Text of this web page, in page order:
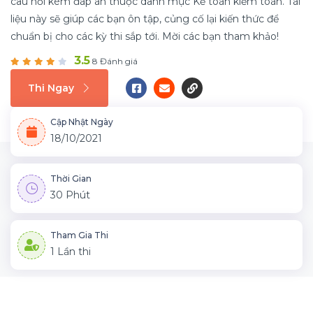
liệu này sẽ giúp các bạn ôn tập, củng cố lại kiến thức để
chuẩn bị cho các kỳ thi sắp tới. Mời các bạn tham khảo!
3.5 8 Đánh giá
Thi Ngay
Cập Nhật Ngày
18/10/2021
Thời Gian
30 Phút
Tham Gia Thi
1 Lần thi